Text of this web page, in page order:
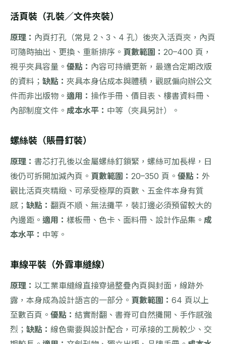
活頁裝（孔裝／文件夾裝）
原理： 內頁打孔（常見 2、3、4 孔）後夾入活頁夾，內頁
可隨時抽出、更換、重新排序。 頁數範圍： 20–400 頁，
視乎夾具容量。 優點： 內容可持續更新，最適合定期改版
的資料； 缺點： 夾具本身佔成本與體積，觀感偏向辦公文
件而非出版物。 適用： 操作手冊、價目表、樓書資料冊、
內部制度文件。 成本水平： 中等（夾具另計）。
螺絲裝（賬冊釘裝）
原理： 書芯打孔後以金屬螺絲釘鎖緊，螺絲可加長桿，日
後仍可拆開加減內頁。 頁數範圍： 20–350 頁。 優點： 外
觀比活頁夾精緻、可承受極厚的頁數、五金件本身有質
感； 缺點： 翻頁不順、無法攤平，裝訂邊必須預留較大的
內邊距。 適用： 樣板冊、色卡、面料冊、設計作品集。 成
本水平： 中等。
車線平裝（外露車縫線）
原理： 以工業車縫線直接穿過整疊內頁與封面，線跡外
露，本身成為設計語言的一部分。 頁數範圍： 64 頁以上
至數百頁。 優點： 結實耐翻、書脊可自然攤開、手作感強
烈； 缺點： 線色需要與設計配合，可承接的工房較少、交